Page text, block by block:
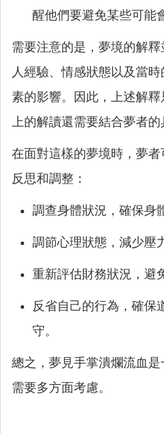
醒他們要避免某些可能
需要注意的是，夢境的解
人經驗、情感狀態以及當
素的影響。因此，上述解
上的解讀還需要結合夢者的
在面對這樣的夢境時，夢
反思和調整：
調查身體狀況，確保身
調節心理狀態，減少壓
重新評估財務狀況，避
反省自己的行為，確保
守。
總之，夢見手掌潰爛流血
需要多方面考慮。